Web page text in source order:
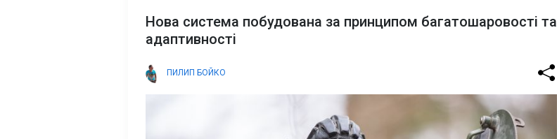
Нова система побудована за принципом багатошаровості та
адаптивності
ПИЛИП БОЙКО